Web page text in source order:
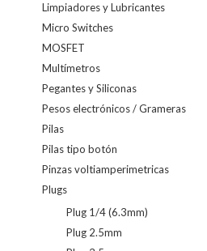
Limpiadores y Lubricantes
Micro Switches
MOSFET
Multímetros
Pegantes y Siliconas
Pesos electrónicos / Grameras
Pilas
Pilas tipo botón
Pinzas voltiamperimetricas
Plugs
Plug 1/4 (6.3mm)
Plug 2.5mm